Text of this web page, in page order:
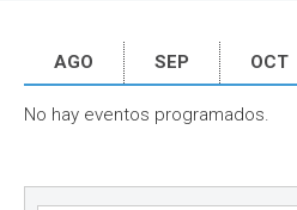
AGO SEP OCT
No hay eventos programados.